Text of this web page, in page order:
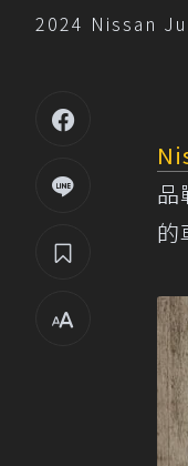
2024 Nissan
品
的